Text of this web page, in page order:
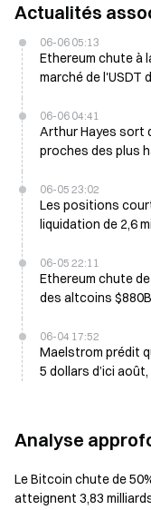
Actualités
06-06 05:13
Ethereum chute à
marché de l'USDT
06-06 04:41
Arthur Hayes sort
proches des plus
06-05 23:02
Les positions
liquidation de 2,6
06-05 22:11
Ethereum chute
06-04 17:52
Maelstrom prédit
5 dollars d’ici
Analyse
Le Bitcoin chute de
atteignent 3,83